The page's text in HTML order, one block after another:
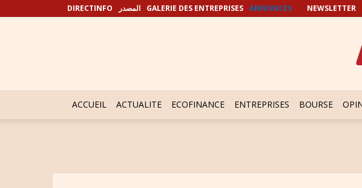
DIRECTINFO المصدر GALERIE DES ENTREPRISES ANNONCES NEWSLETTER
ACCUEIL ACTUALITE ECOFINANCE ENTREPRISES BOURSE